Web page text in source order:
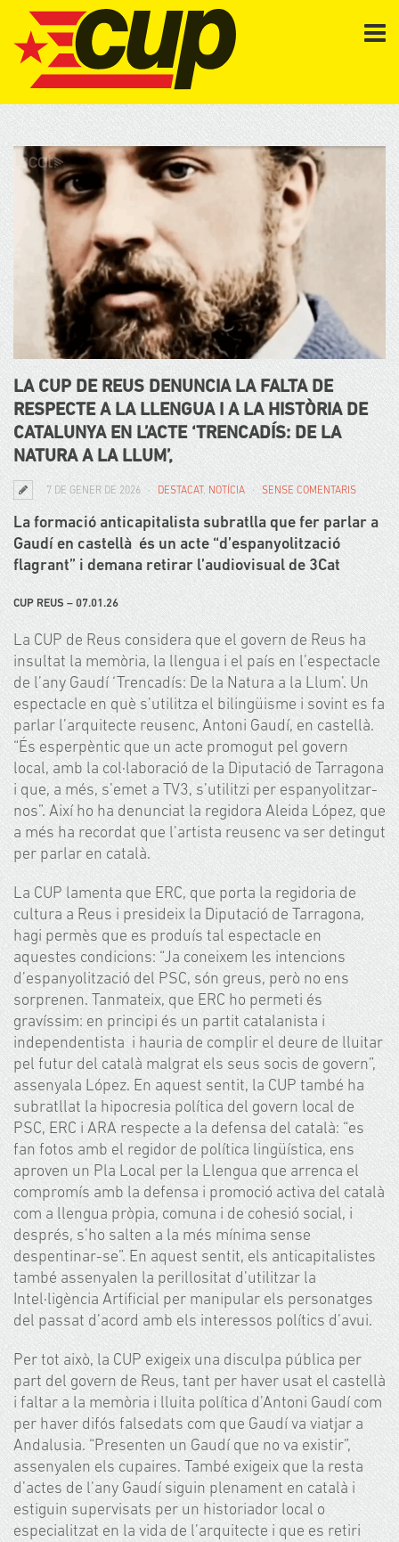
LA CUP DE REUS DENUNCIA LA FALTA DE
RESPECTE A LA LLENGUA I A LA HISTÒRIA DE
CATALUNYA EN L’ACTE ‘TRENCADÍS: DE LA
NATURA A LA LLUM’,
7 DE GENER DE 2026 DESTACAT , NOTÍCIA SENSE COMENTARIS
La formació anticapitalista subratlla que fer parlar a
Gaudí en castellà és un acte “d’espanyolització
flagrant” i demana retirar l’audiovisual de 3Cat
CUP REUS – 07.01.26
La CUP de Reus considera que el govern de Reus ha
insultat la memòria, la llengua i el país en l’espectacle
de l’any Gaudí ‘Trencadís: De la Natura a la Llum’. Un
espectacle en què s’utilitza el bilingüisme i sovint es fa
parlar l’arquitecte reusenc, Antoni Gaudí, en castellà.
“És esperpèntic que un acte promogut pel govern
local, amb la col·laboració de la Diputació de Tarragona
i que, a més, s’emet a TV3, s’utilitzi per espanyolitzar-
nos”. Així ho ha denunciat la regidora Aleida López, que
a més ha recordat que l’artista reusenc va ser detingut
per parlar en català.
La CUP lamenta que ERC, que porta la regidoria de
cultura a Reus i presideix la Diputació de Tarragona,
hagi permès que es produís tal espectacle en
aquestes condicions: “Ja coneixem les intencions
d’espanyolització del PSC, són greus, però no ens
sorprenen. Tanmateix, que ERC ho permeti és
gravíssim: en principi és un partit catalanista i
independentista i hauria de complir el deure de lluitar
pel futur del català malgrat els seus socis de govern”,
assenyala López. En aquest sentit, la CUP també ha
subratllat la hipocresia política del govern local de
PSC, ERC i ARA respecte a la defensa del català: “es
fan fotos amb el regidor de política lingüística, ens
aproven un Pla Local per la Llengua que arrenca el
compromís amb la defensa i promoció activa del català
com a llengua pròpia, comuna i de cohesió social, i
després, s’ho salten a la més mínima sense
despentinar-se”. En aquest sentit, els anticapitalistes
també assenyalen la perillositat d’utilitzar la
Intel·ligència Artificial per manipular els personatges
del passat d’acord amb els interessos polítics d’avui.
Per tot això, la CUP exigeix una disculpa pública per
part del govern de Reus, tant per haver usat el castellà
i faltar a la memòria i lluita política d’Antoni Gaudí com
per haver difós falsedats com que Gaudí va viatjar a
Andalusia. “Presenten un Gaudí que no va existir”,
assenyalen els cupaires. També exigeix que la resta
d’actes de l’any Gaudí siguin plenament en català i
estiguin supervisats per un historiador local o
especialitzat en la vida de l’arquitecte i que es retiri